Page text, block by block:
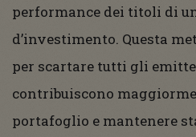
performance dei titoli di
d’investimento. Questa
per scartare tutti gli
contribuiscono
portafoglio e mantenere